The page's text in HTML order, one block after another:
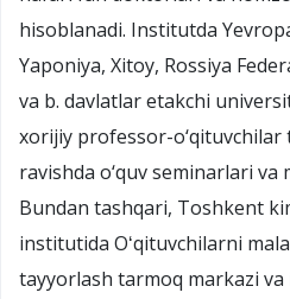
hisoblanadi. Institutda
Yaponiya, Xitoy, Rossiya
va b. davlatlar etakchi
xorijiy professor-
ravishda o‘quv seminarlari va
Bundan tashqari, Toshkent
institutida Oʻqituvchilarni
tayyorlash tarmoq markazi